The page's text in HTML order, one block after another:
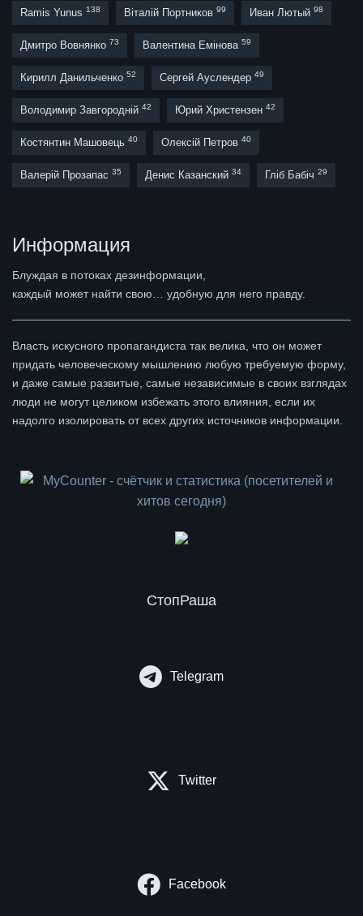
Ramis Yunus 138 Віталій Портников 99 Иван Лютый 98
Дмитро Вовнянко 73 Валентина Емінова 59
Кирилл Данильченко 52 Сергей Ауслендер 49
Володимир Завгородній 42 Юрий Христензен 42
Костянтин Машовець 40 Олексій Петров 40
Валерій Прозапас 35 Денис Казанский 34 Гліб Бабіч 29
Информация
Блуждая в потоках дезинформации,
каждый может найти свою… удобную для него правду.
Власть искусного пропагандиста так велика, что он может
придать человеческому мышлению любую требуемую форму,
и даже самые развитые, самые независимые в своих взглядах
люди не могут целиком избежать этого влияния, если их
надолго изолировать от всех других источников информации.
СтопРаша
Telegram
Twitter
Facebook